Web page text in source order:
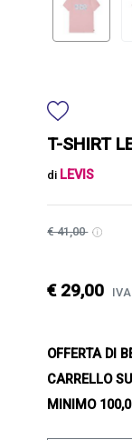
T-SHIRT
di LEVIS
€ 41,00
€ 29,00
OFFERTA DI
CARRELLO
MINIMO